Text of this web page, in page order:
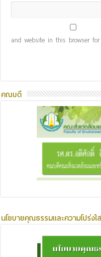
and website in this browser
คณบดี
นโยบายคุณธรรมและความโปร่งใส